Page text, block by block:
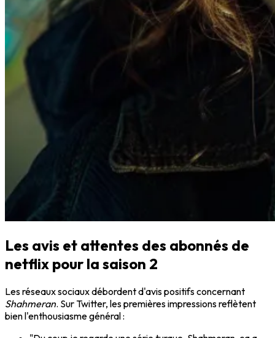
Les avis et attentes des abonnés de
netflix pour la saison 2
Les réseaux sociaux débordent d'avis positifs concernant
Shahmeran. Sur Twitter, les premières impressions reflètent
bien l'enthousiasme général :